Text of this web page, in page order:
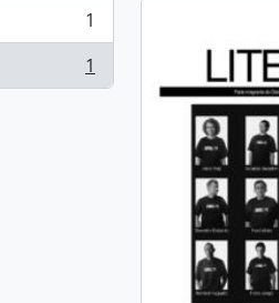
1
1